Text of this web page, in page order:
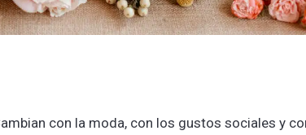
con la moda, con los gustos sociales y